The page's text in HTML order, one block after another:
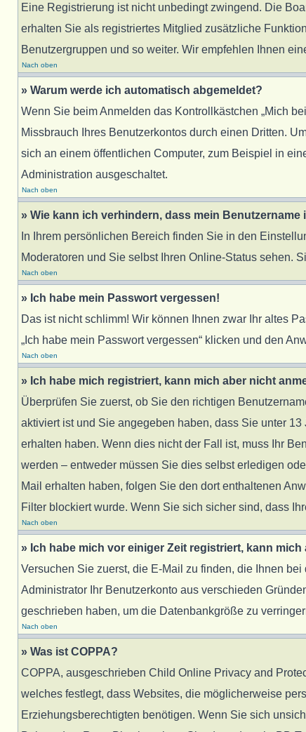
Eine Registrierung ist nicht unbedingt zwingend. Die
erhalten Sie als registriertes Mitglied zusätzliche
Benutzergruppen und so weiter. Wir empfehlen Ihnen
Nach oben
» Warum werde ich automatisch abgemeldet?
Wenn Sie beim Anmelden das Kontrollkästchen „Mich
Missbrauch Ihres Benutzerkontos durch einen Dritten.
sich an einem öffentlichen Computer, zum Beispiel in
Administration ausgeschaltet.
Nach oben
» Wie kann ich verhindern, dass mein
In Ihrem persönlichen Bereich finden Sie in den
Moderatoren und Sie selbst Ihren Online-Status sehen.
Nach oben
» Ich habe mein Passwort vergessen!
Das ist nicht schlimm! Wir können Ihnen zwar Ihr altes
„Ich habe mein Passwort vergessen“ klicken und den
Nach oben
» Ich habe mich registriert, kann mich aber nicht
Überprüfen Sie zuerst, ob Sie den richtigen
aktiviert ist und Sie angegeben haben, dass Sie unter
erhalten haben. Wenn dies nicht der Fall ist, muss Ihr
werden – entweder müssen Sie dies selbst erledigen
Mail erhalten haben, folgen Sie den dort enthaltenen
Filter blockiert wurde. Wenn Sie sich sicher sind, dass
Nach oben
» Ich habe mich vor einiger Zeit registriert, kann
Versuchen Sie zuerst, die E-Mail zu finden, die Ihnen
Administrator Ihr Benutzerkonto aus verschieden
geschrieben haben, um die Datenbankgröße zu
Nach oben
» Was ist COPPA?
COPPA, ausgeschrieben Child Online Privacy and
welches festlegt, dass Websites, die möglicherweise
Erziehungsberechtigten benötigen. Wenn Sie sich